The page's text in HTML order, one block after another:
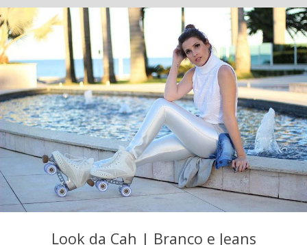
Look da Cah | Branco e Jeans